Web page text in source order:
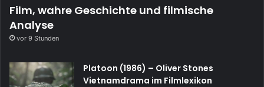
Film, wahre Geschichte und filmische
Analyse
vor 9 Stunden
Platoon (1986) – Oliver Stones
Vietnamdrama im Filmlexikon